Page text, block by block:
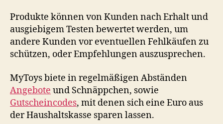
Produkte können von Kunden nach Erhalt und
ausgiebigem Testen bewertet werden, um
andere Kunden vor eventuellen Fehlkäufen zu
schützen, oder Empfehlungen auszusprechen.
MyToys biete in regelmäßigen Abständen
Angebote und Schnäppchen, sowie
Gutscheincodes, mit denen sich eine Euro aus
der Haushaltskasse sparen lassen.